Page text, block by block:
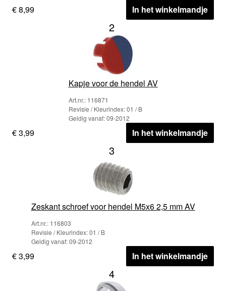
€ 8,99 In het winkelmandje
2
Kapje voor de hendel AV
Art.nr.: 116871
Revisie / Kleurindex: 01 / B
Geldig vanaf: 09-2012
€ 3,99 In het winkelmandje
3
Zeskant schroef voor hendel M5x6 2,5 mm AV
Art.nr.: 116803
Revisie / Kleurindex: 01 / B
Geldig vanaf: 09-2012
€ 3,99 In het winkelmandje
4